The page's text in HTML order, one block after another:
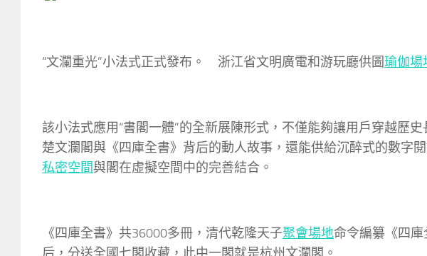
“文瀾重光”小法式正式發布。 浙江省文明廣電和游玩廳供圖瑜伽場
該小法式應用“書閣一體”的全新展陳形式，不僅能夠讓用戶穿越歷
楚文瀾閣與《四庫全書》背后的動人故事，還能供給沉醉式的數字
私密空間與閣在虛擬空間中的完善結合。
《四庫全書》共36000多冊，清代乾隆天子聚會場地命令編纂《四